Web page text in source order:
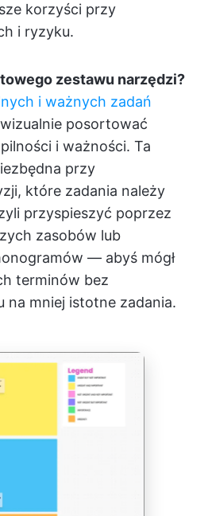
korzyści przy
i ryzyku.
zestawu narzędzi?
i ważnych zadań
posortować
i ważności. Ta
przy
które zadania należy
przyspieszyć poprzez
zasobów lub
— abyś mógł
terminów bez
na mniej istotne zadania.